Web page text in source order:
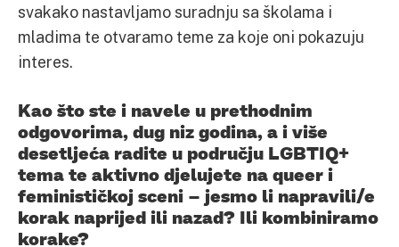
svakako nastavljamo suradnju sa školama i
mladima te otvaramo teme za koje oni pokazuju
interes.
Kao što ste i navele u prethodnim
odgovorima, dug niz godina, a i više
desetljeća radite u području LGBTIQ+
tema te aktivno djelujete na queer i
feminističkoj sceni – jesmo li napravili/e
korak naprijed ili nazad? Ili kombiniramo
korake?